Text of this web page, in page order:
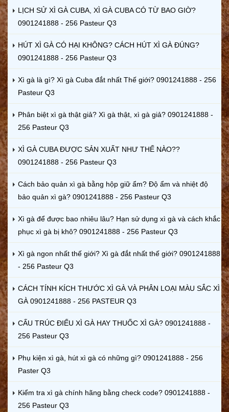
LỊCH SỬ XÌ GÀ CUBA, XÌ GÀ CUBA CÓ TỪ BAO GIỜ?
0901241888 - 256 Pasteur Q3
HÚT XÌ GÀ CÓ HẠI KHÔNG? CÁCH HÚT XÌ GÀ ĐÚNG?
0901241888 - 256 Pasteur Q3
Xì gà là gì? Xì gà Cuba đắt nhất Thế giới? 0901241888 - 256
Pasteur Q3
Phân biệt xì gà thật giả? Xì gà thật, xì gà giả? 0901241888 -
256 Pasteur Q3
XÌ GÀ CUBA ĐƯỢC SẢN XUẤT NHƯ THẾ NÀO??
0901241888 - 256 Pasteur Q3
Cách bảo quản xì gà bằng hộp giữ ẩm? Độ ẩm và nhiệt độ
bảo quản xì gà? 0901241888 - 256 Pasteur Q3
Xì gà để được bao nhiêu lâu? Hạn sử dụng xì gà và cách khắc
phục xì gà bị khô? 0901241888 - 256 Pasteur Q3
Xì gà ngon nhất thế giới? Xì gà đắt nhất thế giới? 0901241888
- 256 Pasteur Q3
CÁCH TÍNH KÍCH THƯỚC XÌ GÀ VÀ PHÂN LOẠI MÀU SẮC XÌ
GÀ 0901241888 - 256 PASTEUR Q3
CẤU TRÚC ĐIẾU XÌ GÀ HAY THUỐC XÌ GÀ? 0901241888 -
256 Pasteur Q3
Phụ kiện xì gà, hút xì gà có những gì? 0901241888 - 256
Paster Q3
Kiểm tra xì gà chính hãng bằng check code? 0901241888 -
256 Pasteur Q3